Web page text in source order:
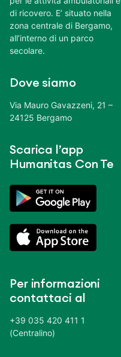
di ricovero. E’ situato nella
zona centrale di Bergamo,
all’interno di un parco
secolare.
Dove siamo
Via Mauro Gavazzeni, 21 –
24125 Bergamo
Scarica l’app
Humanitas Con Te
Per informazioni
contattaci al
+39 035 420 411 1
(Centralino)